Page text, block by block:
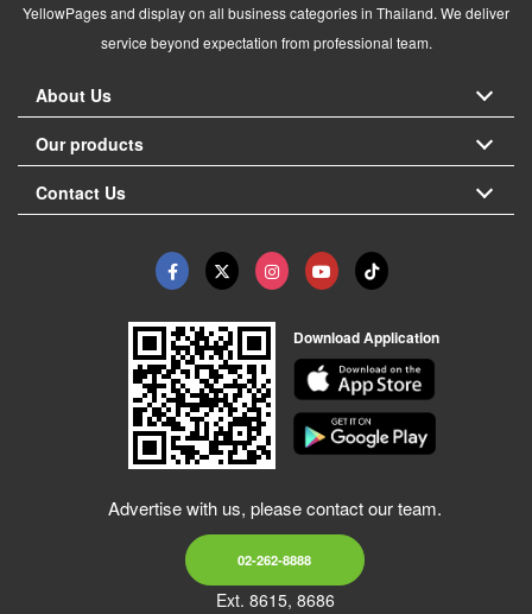
YellowPages and display on all business categories in Thailand. We deliver
service beyond expectation from professional team.
About Us
Our products
Contact Us
Download Application
Advertise with us, please contact our team.
02-262-8888
Ext. 8615, 8686